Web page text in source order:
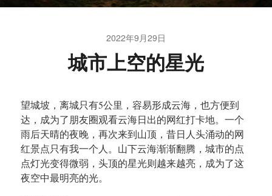
2022年9月29日
城市上空的星光
望城坡，离城只有5公里，容易形成云海，也方便到
达，成为了朋友圈观看云海日出的网红打卡地。一个
雨后天晴的夜晚，再次来到山顶，昔日人头涌动的网
红景点只有我一个人。山下云海渐渐翻腾，城市的点
点灯光变得微弱，头顶的星光则越来越亮，成为了这
夜空中最明亮的光。